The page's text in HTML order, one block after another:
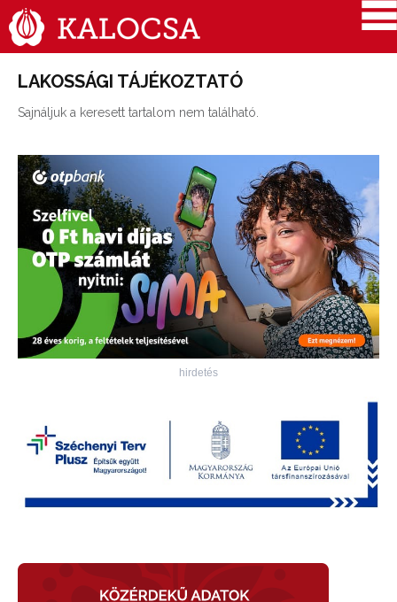
LAKOSSÁGI TÁJÉKOZTATÓ
Sajnáljuk a keresett tartalom nem található.
hirdetés